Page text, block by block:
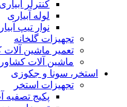
کنترلر آبیاری
لوله آبیاری
نوار تیپ
تجهیزات گلخانه
تعمیر ماشین
ماشین آلات
استخر، سونا و جکوزی
تجهیزات استخر
پکیج تصفیه